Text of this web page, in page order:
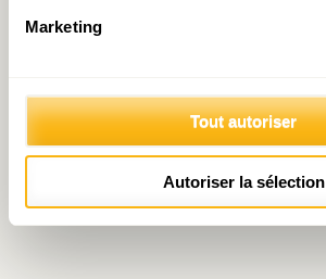
Marketing
Tout autoriser
Autoriser la sélection